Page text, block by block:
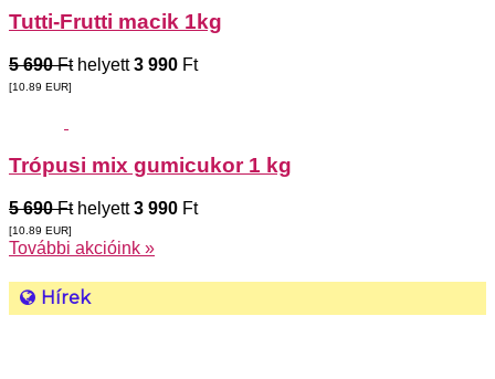
Tutti-Frutti macik 1kg
5 690 Fthelyett3 990 Ft
[10.89 EUR]
Trópusi mix gumicukor 1 kg
5 690 Fthelyett3 990 Ft
[10.89 EUR]
További akcióink »
Hírek